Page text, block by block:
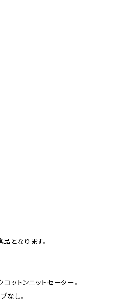
となります。
ットンニットセーター。
なし。